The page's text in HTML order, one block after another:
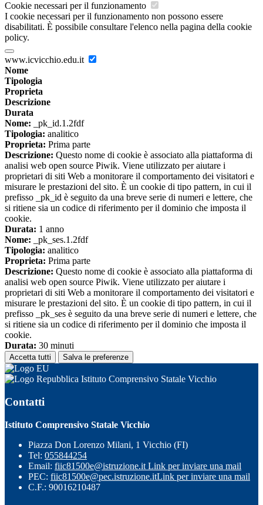
Cookie necessari per il funzionamento
I cookie necessari per il funzionamento non possono essere
disabilitati. È possibile consultare l'elenco nella pagina della cookie
policy.
www.icvicchio.edu.it
Nome
Tipologia
Proprieta
Descrizione
Durata
Nome: _pk_id.1.2fdf
Tipologia: analitico
Proprieta: Prima parte
Descrizione: Questo nome di cookie è associato alla piattaforma di
analisi web open source Piwik. Viene utilizzato per aiutare i
proprietari di siti Web a monitorare il comportamento dei visitatori e
misurare le prestazioni del sito. È un cookie di tipo pattern, in cui il
prefisso _pk_id è seguito da una breve serie di numeri e lettere, che
si ritiene sia un codice di riferimento per il dominio che imposta il
cookie.
Durata: 1 anno
Nome: _pk_ses.1.2fdf
Tipologia: analitico
Proprieta: Prima parte
Descrizione: Questo nome di cookie è associato alla piattaforma di
analisi web open source Piwik. Viene utilizzato per aiutare i
proprietari di siti Web a monitorare il comportamento dei visitatori e
misurare le prestazioni del sito. È un cookie di tipo pattern, in cui il
prefisso _pk_ses è seguito da una breve serie di numeri e lettere, che
si ritiene sia un codice di riferimento per il dominio che imposta il
cookie.
Durata: 30 minuti
Accetta tutti Salva le preferenze
Istituto Comprensivo Statale Vicchio
Contatti
Istituto Comprensivo Statale Vicchio
Piazza Don Lorenzo Milani, 1 Vicchio (FI)
Tel: 055844254
Email: fiic81500e@istruzione.it Link per inviare una mail
PEC: fiic81500e@pec.istruzione.itLink per inviare una mail
C.F.: 90016210487